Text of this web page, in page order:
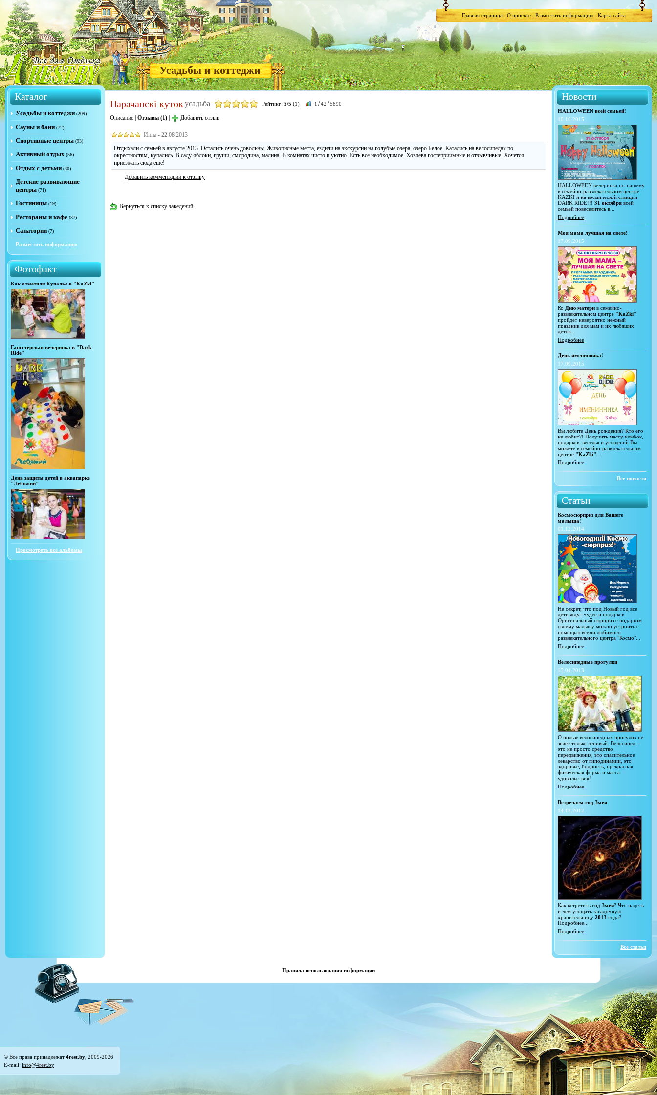
Главная страница О проекте Разместить информацию Карта сайта
Усадьбы и коттеджи
Каталог
Усадьбы и коттеджи (209)
Сауны и бани (72)
Спортивные центры (93)
Активный отдых (56)
Отдых с детьми (30)
Детские развивающие
центры (71)
Гостиницы (19)
Рестораны и кафе (37)
Санатории (7)
Разместить информацию
Фотофакт
Как отметили Купалье в "KaZki"
Гангстерская вечеринка в "Dark
Ride"
День защиты детей в аквапарке
"Лебяжий"
Просмотреть все альбомы
Нарачанскi кутокусадьба Рейтинг: 5/5 (1) 1 /42 /5890
Описание Отзывы (1) Добавить отзыв
Инна - 22.08.2013
Отдыхали с семьей в августе 2013. Остались очень довольны. Живописные места, ездили на экскурсии на голубые озера, озеро Белое. Катались на велосипедах по
окрестностям, купались. В саду яблоки, груши, смородина, малина. В комнатах чисто и уютно. Есть все необходимое. Хозяева гостеприимные и отзывчивые. Хочется
приезжать сюда еще!
Добавить комментарий к отзыву
Вернуться к списку заведений
Новости
HALLOWEEN всей семьей!
10.10.2015
HALLOWEEN вечеринка по-нашему
в семейно-развлекательном центре
KAZKI и на космической станции
DARK RIDE!!! 31 октября всей
семьей повеселитесь в...
Подробнее
Моя мама лучшая на свете!
17.09.2015
Ко Дню матери в семейно-
развлекательном центре "KaZki"
пройдет невероятно нежный
праздник для мам и их любящих
деток...
Подробнее
День именинника!
17.09.2015
Вы любите День рождения? Кто его
не любит?! Получить массу улыбок,
подарков, веселья и угощений Вы
можете в семейно-развлекательном
центре "KaZki"
Подробнее
Все новости
Статьи
Космосюрприз для Вашего
малыша!
01.12.2014
Не секрет, что под Новый год все
дети ждут чудес и подарков.
Оригинальный сюрприз с подарком
своему малышу можно устроить с
помощью всеми любимого
развлекательного центра "Космо"...
Подробнее
Велосипедные прогулки
15.04.2013
О пользе велосипедных прогулок не
знает только ленивый. Велосипед –
это не просто средство
передвижения, это спасительное
лекарство от гиподинамии, это
здоровье, бодрость, прекрасная
физическая форма и масса
удовольствия!
Подробнее
Встречаем год Змеи
14.12.2012
Как встретить год Змеи? Что надеть
и чем угощать загадочную
хранительницу 2013 года?
Подробнее...
Подробнее
Все статьи
Правила использования информации
© Все права принадлежат 4rest.by , 2009-2026
E-mail: info@4rest.by